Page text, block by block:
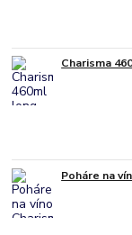
Charisma
Poháre na